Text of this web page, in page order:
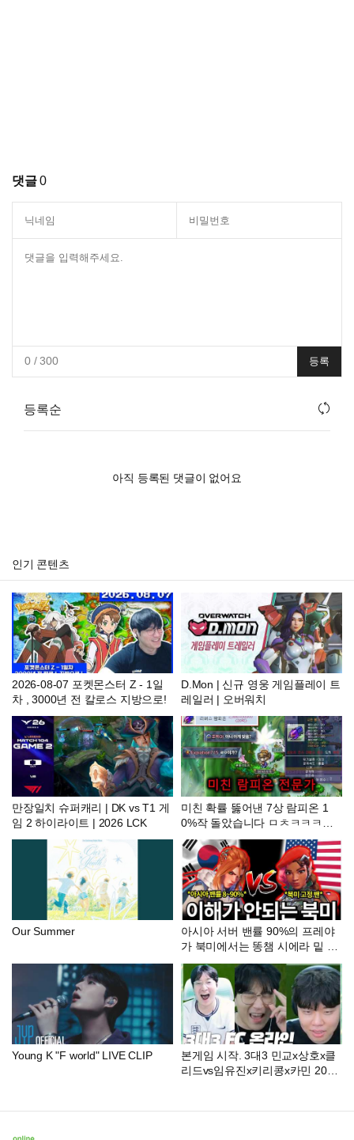
댓글0
0/ 300 등록
등록순
아직 등록된 댓글이 없어요
인기 콘텐츠
2026-08-07 포켓몬스터 Z - 1일
차 , 3000년 전 칼로스 지방으로!
D.Mon | 신규 영웅 게임플레이 트
레일러 | 오버워치
만장일치 슈퍼캐리 | DK vs T1 게
임 2 하이라이트 | 2026 LCK
미친 확률 뚫어낸 7상 람피온 1
0%작 돌았습니다 ㅁㅊㅋㅋㅋㅋ
ㅋㅋㅋ
Our Summer
아시아 서버 밴률 90%의 프레야
가 북미에서는 똥챔 시에라 밑 한
번 관찰해봤습니다
Young K "F world" LIVE CLIP
본게임 시작. 3대3 민교x상호x클
리드vs임유진x키리콩x카민 2026.